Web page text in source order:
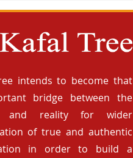
intends to become that
bridge between the
and reality for wider
of true and authentic
in order to build a